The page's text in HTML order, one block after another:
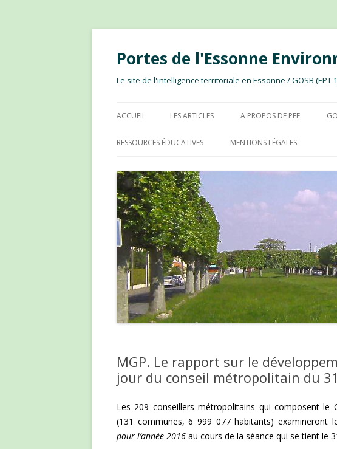
Portes de l'Essonne
Le site de l'intelligence territoriale en Essonne / GOSB (EPT
ACCUEIL LES ARTICLES A PROPOS DE PEE
RESSOURCES ÉDUCATIVES MENTIONS LÉGALES
MGP. Le rapport sur le
jour du conseil métropolitain du
Les 209 conseillers métropolitains qui composent le
(131 communes, 6 999 077 habitants) examineront
pour l’année 2016 au cours de la séance qui se tient le